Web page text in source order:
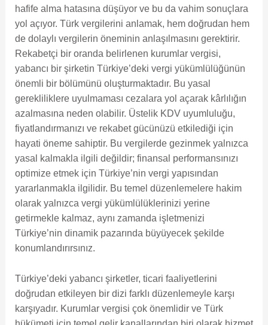
hafife alma hatasına düşüyor ve bu da vahim sonuçlara
yol açıyor. Türk vergilerini anlamak, hem doğrudan hem
de dolaylı vergilerin öneminin anlaşılmasını gerektirir.
Rekabetçi bir oranda belirlenen kurumlar vergisi,
yabancı bir şirketin Türkiye’deki vergi yükümlülüğünün
önemli bir bölümünü oluşturmaktadır. Bu yasal
gerekliliklere uyulmaması cezalara yol açarak kârlılığın
azalmasına neden olabilir. Üstelik KDV uyumluluğu,
fiyatlandırmanızı ve rekabet gücünüzü etkilediği için
hayati öneme sahiptir. Bu vergilerde gezinmek yalnızca
yasal kalmakla ilgili değildir; finansal performansınızı
optimize etmek için Türkiye’nin vergi yapısından
yararlanmakla ilgilidir. Bu temel düzenlemelere hakim
olarak yalnızca vergi yükümlülüklerinizi yerine
getirmekle kalmaz, aynı zamanda işletmenizi
Türkiye’nin dinamik pazarında büyüyecek şekilde
konumlandırırsınız.
Türkiye’deki yabancı şirketler, ticari faaliyetlerini
doğrudan etkileyen bir dizi farklı düzenlemeyle karşı
karşıyadır. Kurumlar vergisi çok önemlidir ve Türk